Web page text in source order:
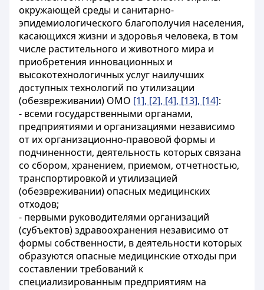
окружающей среды и санитарно-
эпидемиологического благополучия населения,
касающихся жизни и здоровья человека, в том
числе растительного и животного мира и
приобретения инновационных и
высокотехнологичных услуг наилучших
доступных технологий по утилизации
(обезвреживании) ОМО [1], [2], [4], [13], [14]:
- всеми государственными органами,
предприятиями и организациями независимо
от их организационно-правовой формы и
подчиненности, деятельность которых связана
со сбором, хранением, приемом, отчетностью,
транспортировкой и утилизацией
(обезвреживании) опасных медицинских
отходов;
- первыми руководителями организаций
(субъектов) здравоохранения независимо от
формы собственности, в деятельности которых
образуются опасные медицинские отходы при
составлении требований к
специализированным предприятиям на